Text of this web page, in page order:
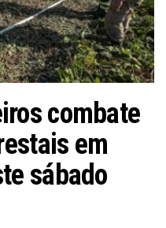
combate
em
sábado